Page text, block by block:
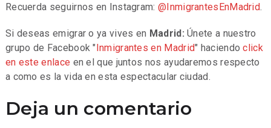
Recuerda seguirnos en Instagram: @InmigrantesEnMadrid.
Si deseas emigrar o ya vives en Madrid:Únete a nuestro
grupo de Facebook "Inmigrantes en Madrid" haciendoclick
en este enlace en el que juntos nos ayudaremos respecto
a como es la vida en esta espectacular ciudad.
Deja un comentario